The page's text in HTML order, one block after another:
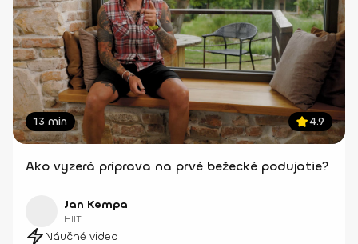
13 min 4.9
Ako vyzerá príprava na prvé bežecké podujatie?
Jan Kempa
HIIT
Náučné video